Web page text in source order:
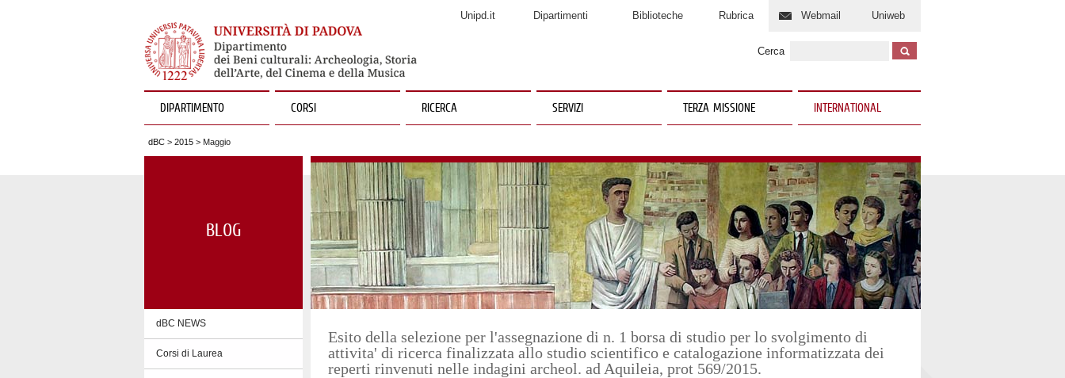
Unipd.it Dipartimenti Biblioteche Rubrica Webmail Uniweb
Cerca
DIPARTIMENTO CORSI RICERCA SERVIZI TERZA MISSIONE INTERNATIONAL
dBC > 2015 > Maggio
BLOG
dBC NEWS
Corsi di Laurea
Esito della selezione per l'assegnazione di n. 1 borsa di studio per lo svolgimento di
attivita' di ricerca finalizzata allo studio scientifico e catalogazione informatizzata dei
reperti rinvenuti nelle indagini archeol. ad Aquileia, prot 569/2015.